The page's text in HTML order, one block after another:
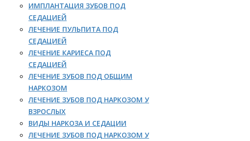
ИМПЛАНТАЦИЯ ЗУБОВ ПОД
СЕДАЦИЕЙ
ЛЕЧЕНИЕ ПУЛЬПИТА ПОД
СЕДАЦИЕЙ
ЛЕЧЕНИЕ КАРИЕСА ПОД
СЕДАЦИЕЙ
ЛЕЧЕНИЕ ЗУБОВ ПОД ОБЩИМ
НАРКОЗОМ
ЛЕЧЕНИЕ ЗУБОВ ПОД НАРКОЗОМ У
ВЗРОСЛЫХ
ВИДЫ НАРКОЗА И СЕДАЦИИ
ЛЕЧЕНИЕ ЗУБОВ ПОД НАРКОЗОМ У